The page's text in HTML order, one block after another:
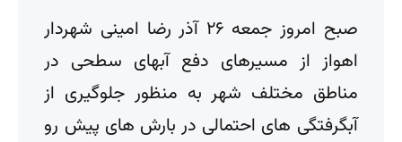
صبح امروز جمعه ۲۶ آذر رضا امینی شهردار
اهواز از مسیرهای دفع آبهای سطحی در
مناطق مختلف شهر به منظور جلوگیری از
آبگرفتگی های احتمالی در بارش های پیش رو